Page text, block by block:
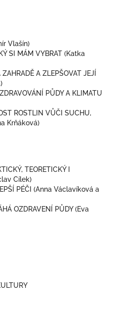
Vlašín)
SI MÁM VYBRAT (Katka
A ZLEPŠOVAT JEJÍ
PŮDY A KLIMATU
ROSTLIN VŮČI SUCHU,
Krňáková)
TEORETICKÝ I
Cílek)
PÉČI (Anna Václavíková a
OZDRAVENÍ PŮDY (Eva